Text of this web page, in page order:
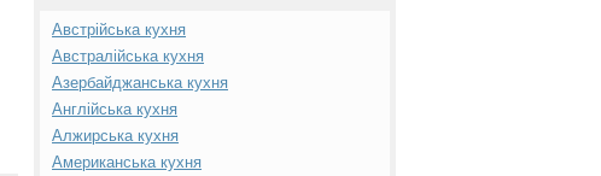
Австрійська кухня
Австралійська кухня
Азербайджанська кухня
Англійська кухня
Алжирська кухня
Американська кухня